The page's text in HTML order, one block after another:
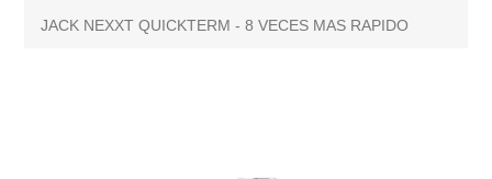
JACK NEXXT QUICKTERM - 8 VECES MAS RAPIDO